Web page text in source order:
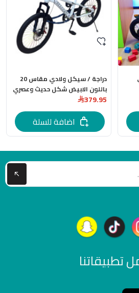
دراجة / سيكل ولادي مقاس 20
باللون الابيض شكل حديث وعصري
379.95
اضافة للسلة
تطبيقاتنا